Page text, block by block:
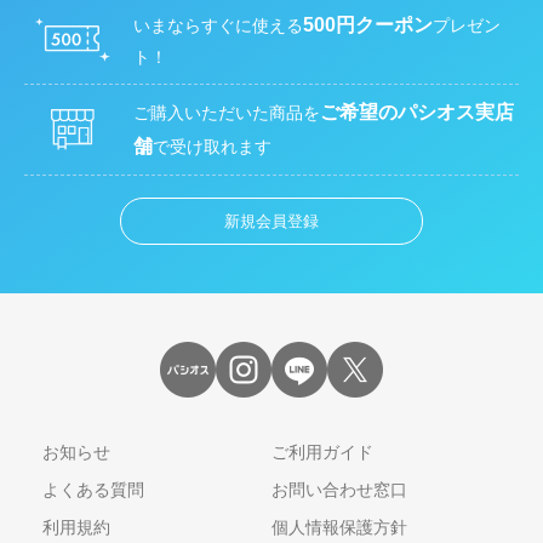
いまならすぐに使える500円クーポンプレゼン
ト！
ご購入いただいた商品をご希望のパシオス実店
舗で受け取れます
新規会員登録
お知らせ
ご利用ガイド
よくある質問
お問い合わせ窓口
利用規約
個人情報保護方針